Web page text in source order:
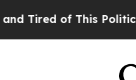
of This Politics of